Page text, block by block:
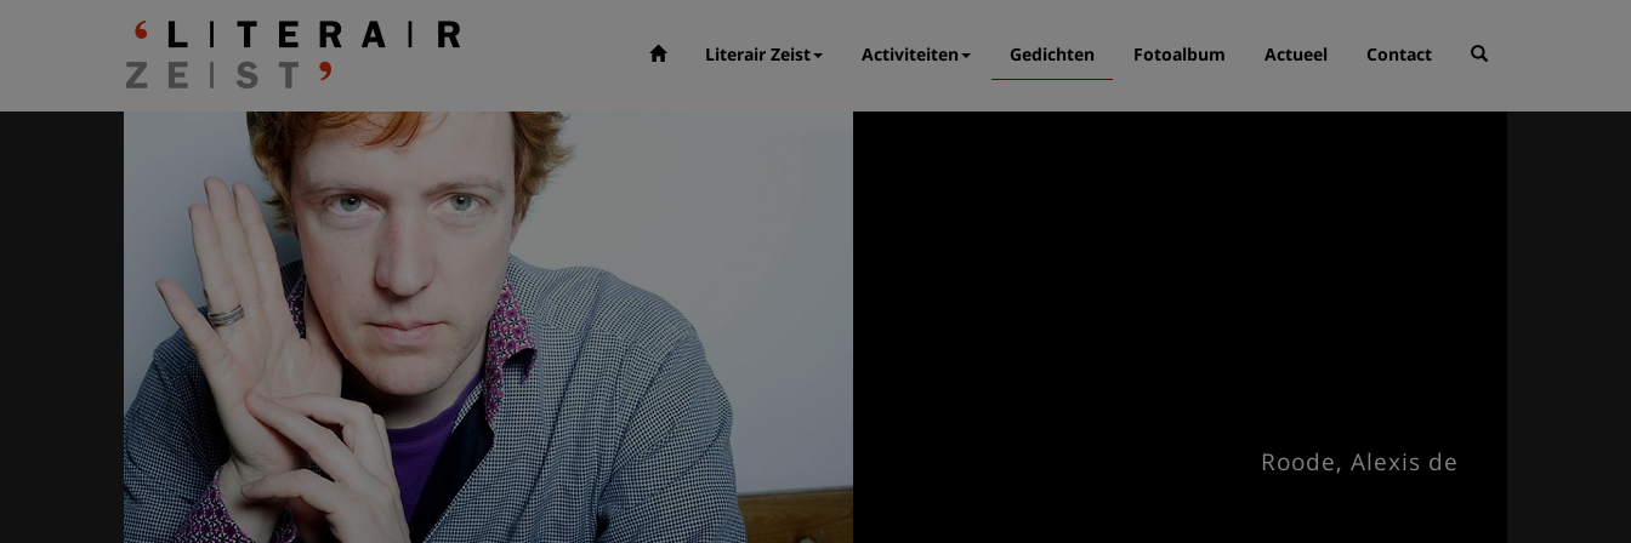
Literair Zeist Activiteiten Gedichten Fotoalbum Actueel Contact
Roode, Alexis de